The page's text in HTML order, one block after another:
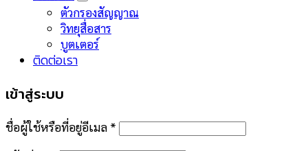
ตัวกรองสัญญาณ
วิทยุสื่อสาร
บูตเตอร์
ติดต่อเรา
เข้าสู่ระบบ
ชื่อผู้ใช้หรือที่อยู่อีเมล *